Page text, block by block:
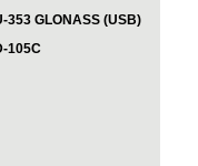
353 GLONASS (USB)
105C